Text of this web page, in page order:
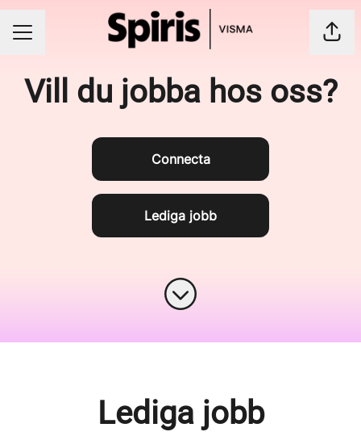
Karriärmeny
Vill du jobba hos oss?
Connecta
Lediga jobb
Skrolla för mer innehåll
Lediga jobb